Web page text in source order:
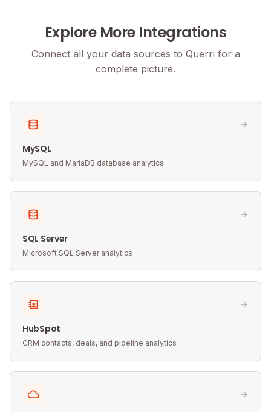
Explore More Integrations
Connect all your data sources to Querri for a
complete picture.
MySQL
MySQL and MariaDB database analytics
SQL Server
Microsoft SQL Server analytics
HubSpot
CRM contacts, deals, and pipeline analytics